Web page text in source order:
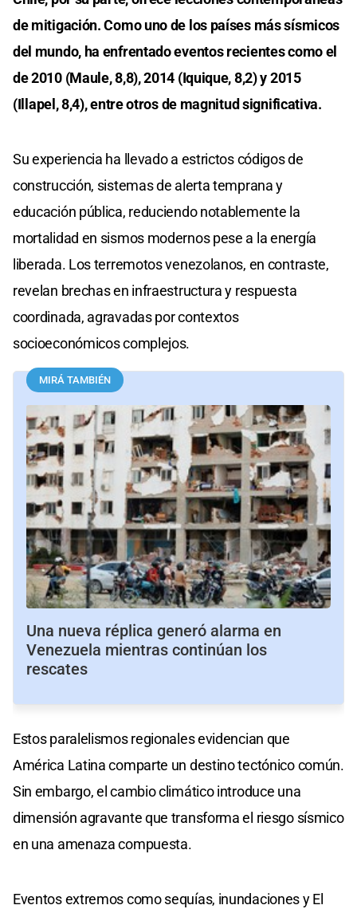
de mitigación. Como uno de los países más sísmicos
del mundo, ha enfrentado eventos recientes como el
de 2010 (Maule, 8,8), 2014 (Iquique, 8,2) y 2015
(Illapel, 8,4), entre otros de magnitud significativa.
Su experiencia ha llevado a estrictos códigos de
construcción, sistemas de alerta temprana y
educación pública, reduciendo notablemente la
mortalidad en sismos modernos pese a la energía
liberada. Los terremotos venezolanos, en contraste,
revelan brechas en infraestructura y respuesta
coordinada, agravadas por contextos
socioeconómicos complejos.
MIRÁ TAMBIÉN
Una nueva réplica generó alarma en
Venezuela mientras continúan los
rescates
Estos paralelismos regionales evidencian que
América Latina comparte un destino tectónico común.
Sin embargo, el cambio climático introduce una
dimensión agravante que transforma el riesgo sísmico
en una amenaza compuesta.
Eventos extremos como sequías, inundaciones y El